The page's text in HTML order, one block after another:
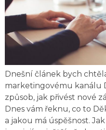
Dnešní článek bych
marketingovému kanálu
způsob, jak přivést nové
Dnes vám řeknu, co to
a jakou má úspěšnost.